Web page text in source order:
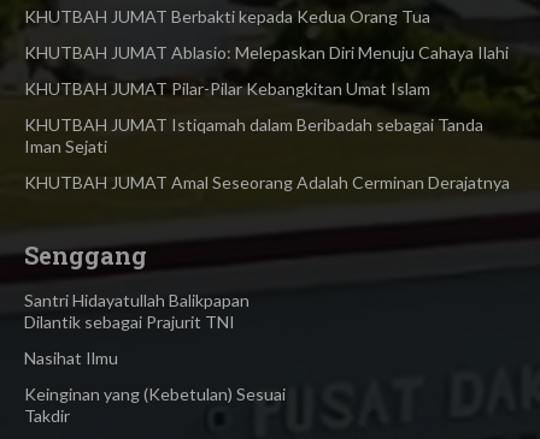
KHUTBAH JUMAT Berbakti kepada Kedua Orang Tua
KHUTBAH JUMAT Ablasio: Melepaskan Diri Menuju Cahaya Ilahi
KHUTBAH JUMAT Pilar-Pilar Kebangkitan Umat Islam
KHUTBAH JUMAT Istiqamah dalam Beribadah sebagai Tanda
Iman Sejati
KHUTBAH JUMAT Amal Seseorang Adalah Cerminan Derajatnya
Senggang
Santri Hidayatullah Balikpapan
Dilantik sebagai Prajurit TNI
Nasihat Ilmu
Keinginan yang (Kebetulan) Sesuai
Takdir